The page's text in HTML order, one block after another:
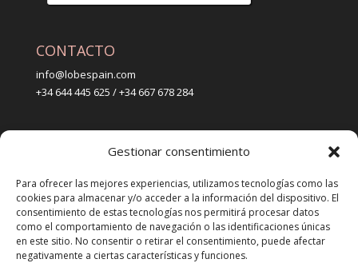
Gestionar consentimiento
Para ofrecer las mejores experiencias, utilizamos tecnologías como las
cookies para almacenar y/o acceder a la información del dispositivo. El
consentimiento de estas tecnologías nos permitirá procesar datos
como el comportamiento de navegación o las identificaciones únicas
en este sitio. No consentir o retirar el consentimiento, puede afectar
negativamente a ciertas características y funciones.
CONTACTO
info@lobespain.com
+34 644 445 625 / +34 667 678 284
C/ San José 6, 11004 Cádiz
LEGAL
POLÍTICA DE ENVÍO